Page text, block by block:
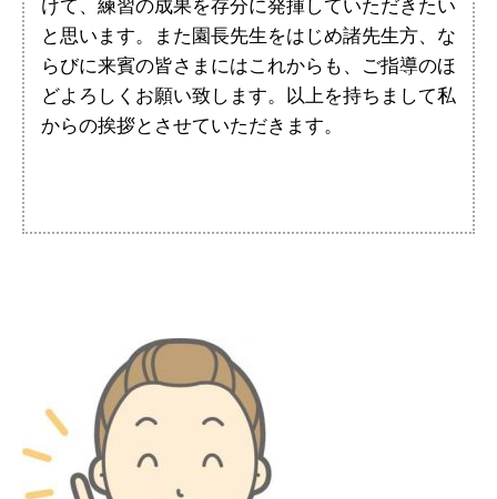
けて、練習の成果を存分に発揮していただきたい
と思います。また園長先生をはじめ諸先生方、な
らびに来賓の皆さまにはこれからも、ご指導のほ
どよろしくお願い致します。以上を持ちまして私
からの挨拶とさせていただきます。